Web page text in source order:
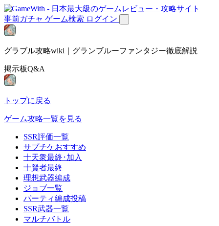
事前ガチャ ゲーム検索 ログイン
グラブル攻略wiki｜グランブルーファンタジー徹底解説
掲示板Q&A
トップに戻る
ゲーム攻略一覧を見る
SSR評価一覧
サプチケおすすめ
十天衆最終･加入
十賢者最終
理想武器編成
ジョブ一覧
パーティ編成投稿
SSR武器一覧
マルチバトル